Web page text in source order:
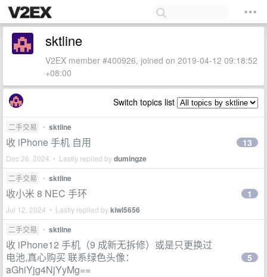
sktline
V2EX member #400926, joined on 2019-04-12 09:18:52
+08:00
Switch topics list
二手交易 • sktline
收 iPhone 手机 自用
Dec 26, 2024 • Lastly replied bydumingze
13
二手交易 • sktline
收小米 8 NEC 手环
Jul 12, 2024 • Lastly replied bykiwi5656
1
二手交易 • sktline
收 iPhone12 手机（9 成新无拆修）或是只更换过
电池,真心购买 联系绿色头像：
aGhiYjg4NjYyMg==
5